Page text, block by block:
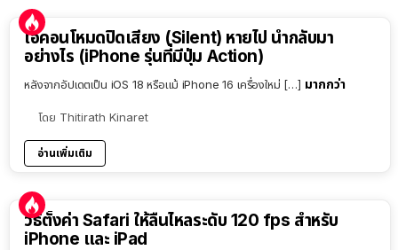
ไอคอนโหมดปิดเสียง (Silent) หายไป นำกลับมา
อย่างไร (iPhone รุ่นที่มีปุ่ม Action)
หลังจากอัปเดตเป็น iOS 18 หรือแม้ iPhone 16 เครื่องใหม่ […] มากกว่า
โดย Thitirath Kinaret
อ่านเพิ่มเติม
วิธีตั้งค่า Safari ให้ลื่นไหลระดับ 120 fps สำหรับ
iPhone และ iPad